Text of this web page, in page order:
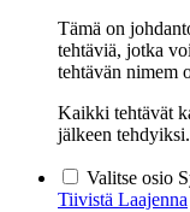
Tämä on
tehtäviä, jotka
tehtävän nimem
Kaikki tehtävät
jälkeen tehdyiksi.
Valitse osio
Tiivistä Laajenna